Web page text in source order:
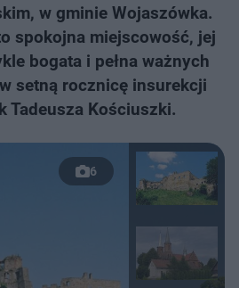
w gminie Wojaszówka.
spokojna miejscowość, jej
bogata i pełna ważnych
setną rocznicę insurekcji
Tadeusza Kościuszki.
6